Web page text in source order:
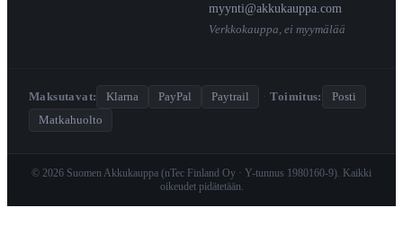
myynti@akkukauppa.com
Verkkokauppa, ei myymälää
Maksutavat: Klarna PayPal Paytrail · Toimitus:
Posti
Matkahuolto
© 2026 Suomen Akkukauppa (nTec Finland Oy · Y-tunnus 1980160-9). Kaikki
oikeudet pidätetään.